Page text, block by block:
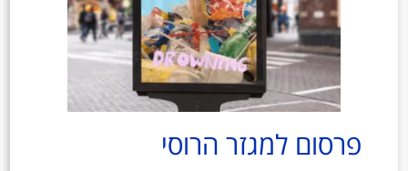
פרסום למגזר הרוסי